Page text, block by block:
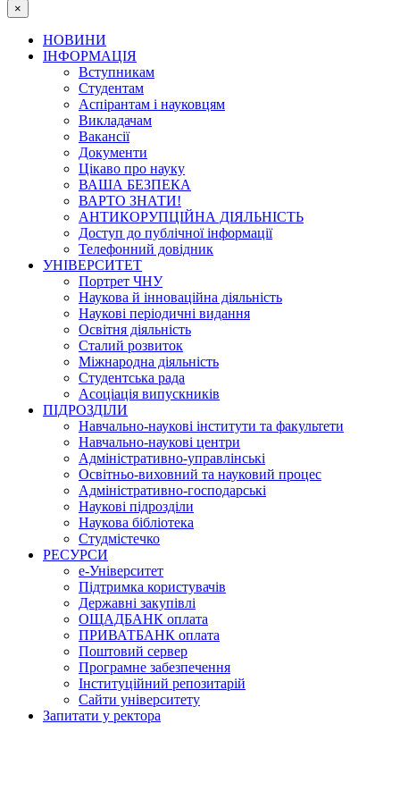
×
НОВИНИ
ІНФОРМАЦІЯ
Вступникам
Студентам
Аспірантам і науковцям
Викладачам
Вакансії
Документи
Цікаво про науку
ВАША БЕЗПЕКА
ВАРТО ЗНАТИ!
АНТИКОРУПЦІЙНА ДІЯЛЬНІСТЬ
Доступ до публічної інформації
Телефонний довідник
УНІВЕРСИТЕТ
Портрет ЧНУ
Наукова й інноваційна діяльність
Наукові періодичні видання
Освітня діяльність
Сталий розвиток
Міжнародна діяльність
Студентська рада
Асоціація випускників
ПІДРОЗДІЛИ
Навчально-наукові інститути та факультети
Навчально-наукові центри
Адміністративно-управлінські
Освітньо-виховний та науковий процес
Адміністративно-господарські
Наукові підрозділи
Наукова бібліотека
Студмістечко
РЕСУРСИ
е-Університет
Підтримка користувачів
Державні закупівлі
ОЩАДБАНК оплата
ПРИВАТБАНК оплата
Поштовий сервер
Програмне забезпечення
Інституційний репозитарій
Сайти університету
Запитати у ректора